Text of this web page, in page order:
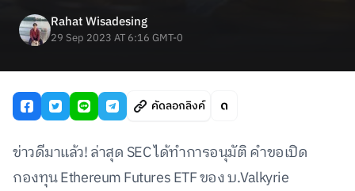
Rahat Wisadesing
29 Sep 2023 AT 6:16 GMT-0
คัดลอกลิงค์
ข่าวดีมาแล้ว! ล่าสุด SEC ได้ทำการอนุมัติ คำขอเปิด
กองทุน Ethereum Futures ETF ของ บ.Valkyrie